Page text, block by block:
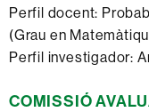
Perfil docent:
(Grau en
Perfil investigador:
COMISSIÓ